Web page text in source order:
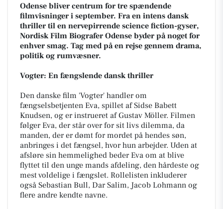
Odense bliver centrum for tre spændende
filmvisninger i september. Fra en intens dansk
thriller til en nervepirrende science fiction-gyser,
Nordisk Film Biografer Odense byder på noget for
enhver smag. Tag med på en rejse gennem drama,
politik og rumvæsner.
Vogter: En fængslende dansk thriller
Den danske film 'Vogter' handler om
fængselsbetjenten Eva, spillet af Sidse Babett
Knudsen, og er instrueret af Gustav Möller. Filmen
følger Eva, der står over for sit livs dilemma, da
manden, der er dømt for mordet på hendes søn,
anbringes i det fængsel, hvor hun arbejder. Uden at
afsløre sin hemmelighed beder Eva om at blive
flyttet til den unge mands afdeling, den hårdeste og
mest voldelige i fængslet. Rollelisten inkluderer
også Sebastian Bull, Dar Salim, Jacob Lohmann og
flere andre kendte navne.